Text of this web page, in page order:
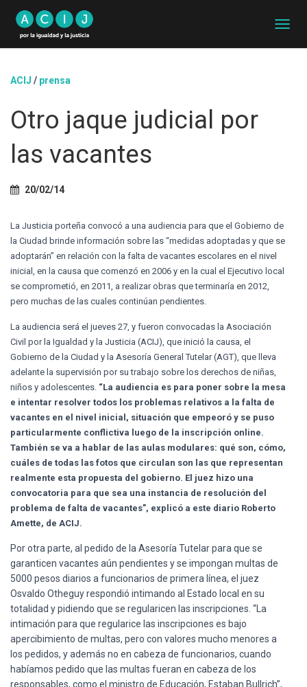
A
V
E
A
ACIJ / prensa
Otro jaque judicial por
las vacantes
20/02/14
La Justicia porteña convocó a una audiencia para que el Gobierno de
la Ciudad brinde información sobre las “medidas adoptadas y que se
adoptarán” en relación con la falta de vacantes escolares en el nivel
inicial, en la causa que comenzó en 2006 y en la cual el Ejecutivo local
se comprometió, en 2011, a realizar obras que terminaría en 2012,
pero muchas de las cuales continúan pendientes.
La audiencia será el jueves 27, y fueron convocadas la Asociación
Civil por la Igualdad y la Justicia (ACIJ), que inició la causa, el
Gobierno de la Ciudad y la Asesoría General Tutelar (AGT), que lleva
adelante la supervisión por su trabajo sobre los derechos de niñas,
niños y adolescentes. “La audiencia es para poner sobre la mesa
e intentar resolver todos los problemas relativos a la falta de
vacantes en el nivel inicial, situación que empeoró y se puso
particularmente conflictiva luego de la inscripción online.
También se va a hablar de las aulas modulares: qué son, cómo,
cuáles de todas las fotos que circulan son las que representan
realmente esta propuesta del gobierno. El juez hizo una
convocatoria para que sea una instancia de resolución del
problema de falta de vacantes”, explicó a este diario Roberto
Amette, de ACIJ.
Por otra parte, al pedido de la Asesoría Tutelar para que se
garanticen vacantes aún pendientes y se impongan multas de
5000 pesos diarios a funcionarios de primera línea, el juez
Osvaldo Otheguy respondió intimando al Estado local en su
totalidad y pidiendo que se regularicen las inscripciones. “La
intimación para que regularice las inscripciones es bajo
apercibimiento de multas, pero con valores mucho menores a
los pedidos, y además no en cabeza de funcionarios, cuando
habíamos pedido que las multas fueran en cabeza de los
responsables, como el ministro de Educación, Estaban Bullrich”,